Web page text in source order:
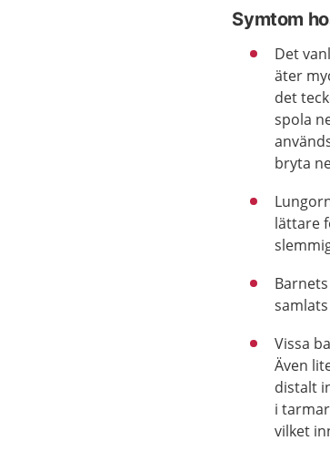
Symtom
Det
äter
det
spola
bryta
lättare
Vissa
Även
distalt
i
vilket